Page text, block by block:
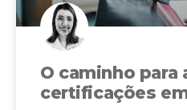
O caminho para
certificações